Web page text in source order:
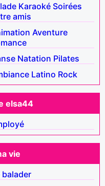
Karaoké Soirées
amis
Aventure
Natation Pilates
Latino Rock
elsa44
vie
balader